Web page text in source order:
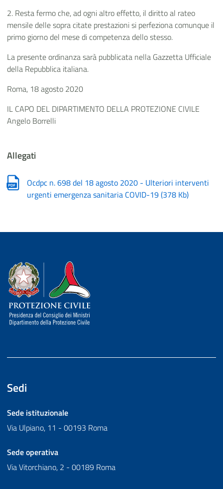
2. Resta fermo che, ad ogni altro effetto, il diritto al rateo
mensile delle sopra citate prestazioni si perfeziona comunque il
primo giorno del mese di competenza dello stesso.
La presente ordinanza sarà pubblicata nella Gazzetta Ufficiale
della Repubblica italiana.
Roma, 18 agosto 2020
IL CAPO DEL DIPARTIMENTO DELLA PROTEZIONE CIVILE
Angelo Borrelli
Allegati
Ocdpc n. 698 del 18 agosto 2020 - Ulteriori interventi
urgenti emergenza sanitaria COVID-19(378 Kb)
Dipartimento della Protezione Civile
Sedi
Sede istituzionale
Via Ulpiano, 11 - 00193 Roma
Sede operativa
Via Vitorchiano, 2 - 00189 Roma